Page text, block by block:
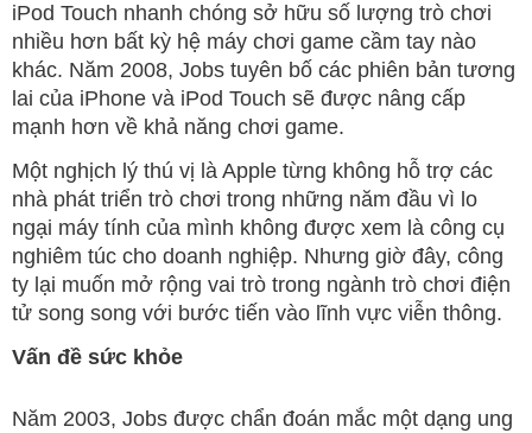
iPod Touch nhanh chóng sở hữu số lượng trò chơi
nhiều hơn bất kỳ hệ máy chơi game cầm tay nào
khác. Năm 2008, Jobs tuyên bố các phiên bản tương
lai của iPhone và iPod Touch sẽ được nâng cấp
mạnh hơn về khả năng chơi game.
Một nghịch lý thú vị là Apple từng không hỗ trợ các
nhà phát triển trò chơi trong những năm đầu vì lo
ngại máy tính của mình không được xem là công cụ
nghiêm túc cho doanh nghiệp. Nhưng giờ đây, công
ty lại muốn mở rộng vai trò trong ngành trò chơi điện
tử song song với bước tiến vào lĩnh vực viễn thông.
Vấn đề sức khỏe
Năm 2003, Jobs được chẩn đoán mắc một dạng ung